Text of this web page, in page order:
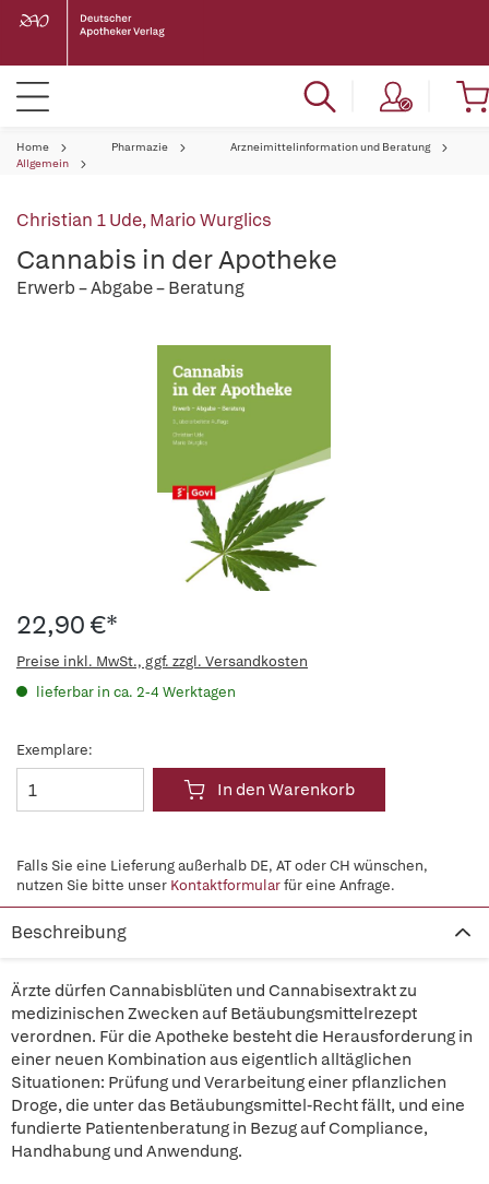
Home Pharmazie
Arzneimittelinformation und Beratung
Allgemein
Christian 1 Ude,Mario Wurglics
Cannabis in der Apotheke
Erwerb – Abgabe – Beratung
22,90 €*
Preise inkl. MwSt., ggf. zzgl. Versandkosten
lieferbar in ca. 2-4 Werktagen
Exemplare:
In den Warenkorb
Falls Sie eine Lieferung außerhalb DE, AT oder CH wünschen,
nutzen Sie bitte unser Kontaktformularfür eine Anfrage.
Beschreibung
Ärzte dürfen Cannabisblüten und Cannabisextrakt zu
medizinischen Zwecken auf Betäubungsmittelrezept
verordnen. Für die Apotheke besteht die Herausforderung in
einer neuen Kombination aus eigentlich alltäglichen
Situationen: Prüfung und Verarbeitung einer pflanzlichen
Droge, die unter das Betäubungsmittel-Recht fällt, und eine
fundierte Patientenberatung in Bezug auf Compliance,
Handhabung und Anwendung.